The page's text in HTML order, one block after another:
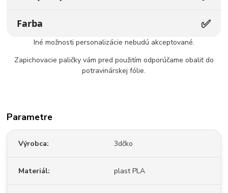
Farba ✅
Iné možnosti personalizácie nebudú akceptované.
Zapichovacie paličky vám pred použitím odporúčame obaliť do
potravinárskej fólie.
Parametre
Výrobca 3dčko
Materiál plast PLA